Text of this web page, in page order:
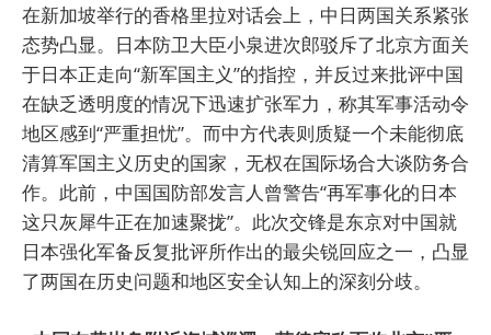
在新加坡举行的香格里拉对话会上，中日两国关系紧张
态势凸显。日本防卫大臣小泉进次郎驳斥了北京方面关
于日本正走向“新军国主义”的指控，并反过来批评中国
在缺乏透明度的情况下迅速扩张军力，称其军事活动令
地区感到“严重担忧”。而中方代表则质疑一个未能彻底
清算军国主义历史的国家，无权在国际场合大谈防务合
作。此前，中国国防部发言人曾警告“再军事化的日本
这只灰犀牛正在加速聚拢”。此次交锋是东京对中国就
日本强化军备反复批评所作出的最尖锐回应之一，凸显
了两国在历史问题和地区安全认知上的深刻分歧。